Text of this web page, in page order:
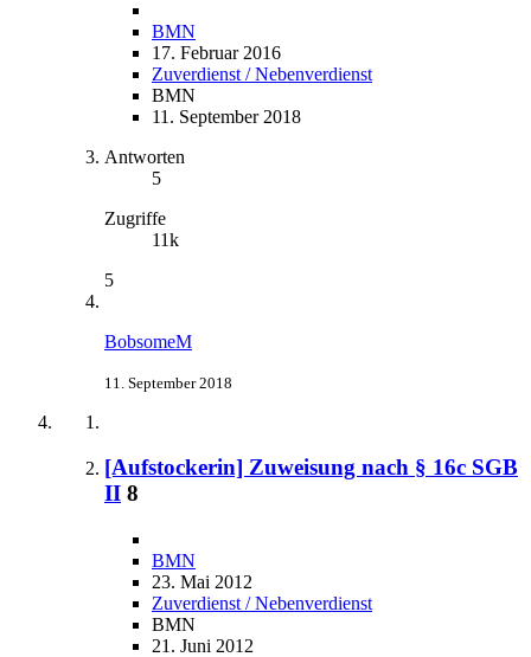
BMN
17. Februar 2016
Zuverdienst / Nebenverdienst
BMN
11. September 2018
Antworten
5
Zugriffe
11k
5
BobsomeM
11. September 2018
[Aufstockerin] Zuweisung nach § 16c SGB
II 8
BMN
23. Mai 2012
Zuverdienst / Nebenverdienst
BMN
21. Juni 2012